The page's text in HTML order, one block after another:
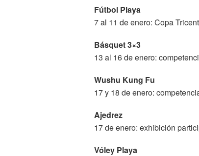
Fútbol Playa
7 al 11 de enero: Copa
Básquet 3×3
13 al 16 de enero:
Wushu Kung Fu
17 y 18 de enero:
Ajedrez
17 de enero: exhibición
Vóley Playa